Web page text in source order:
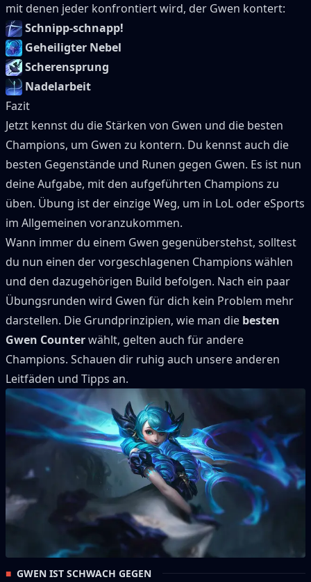
mit denen jeder konfrontiert wird, der Gwen kontert:
Schnipp-schnapp!
Geheiligter Nebel
Scherensprung
Nadelarbeit
Fazit
Jetzt kennst du die Stärken von Gwen und die besten
Champions, um Gwen zu kontern. Du kennst auch die
besten Gegenstände und Runen gegen Gwen. Es ist nun
deine Aufgabe, mit den aufgeführten Champions zu
üben. Übung ist der einzige Weg, um in LoL oder eSports
im Allgemeinen voranzukommen.
Wann immer du einem Gwen gegenüberstehst, solltest
du nun einen der vorgeschlagenen Champions wählen
und den dazugehörigen Build befolgen. Nach ein paar
Übungsrunden wird Gwen für dich kein Problem mehr
darstellen. Die Grundprinzipien, wie man die besten
Gwen Counterwählt, gelten auch für andere
Champions. Schauen dir ruhig auch unsere anderen
Leitfäden und Tipps an.
GWEN IST SCHWACH GEGEN